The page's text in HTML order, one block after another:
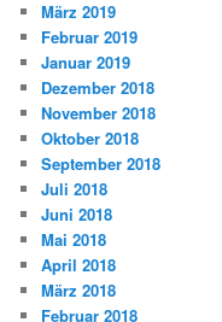
März 2019
Februar 2019
Januar 2019
Dezember 2018
November 2018
Oktober 2018
September 2018
Juli 2018
Juni 2018
Mai 2018
April 2018
März 2018
Februar 2018